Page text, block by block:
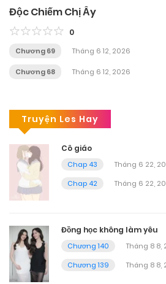
Độc Chiếm Chị Ấy
0
Chương 69 Tháng 6 12, 2026
Chương 68 Tháng 6 12, 2026
Truyện Les Hay
Cô giáo
Chap 43
Tháng 6 22,
Chap 42
Tháng 6 22,
Đồng học không làm yêu
Chương 140
Tháng 8 8,
Chương 139
Tháng 8 8,